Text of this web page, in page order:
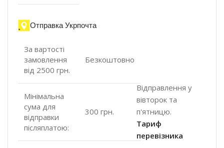
Отправка Укрпочта
За вартості
замовлення
від 2500 грн.
Безкоштовно
Мінімальна
сума для
відправки
післяплатою:
300 грн.
Відправлення у
вівторок та
п'ятницю.
Тариф
перевізника